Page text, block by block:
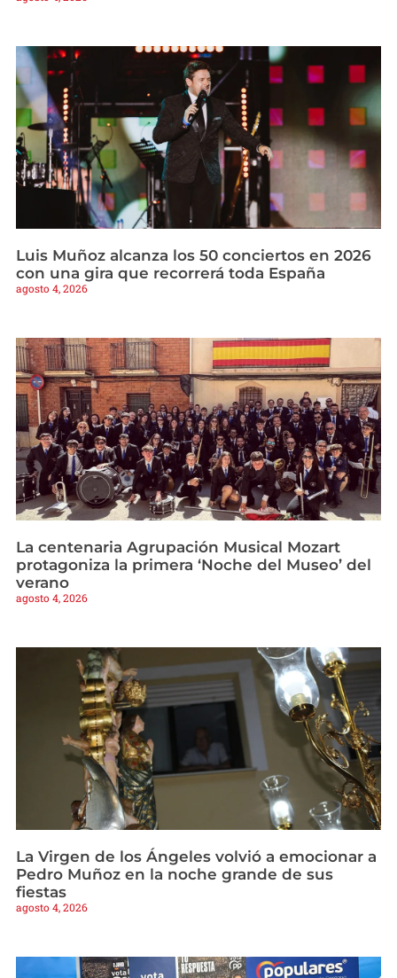
Luis Muñoz alcanza los 50 conciertos en 2026
con una gira que recorrerá toda España
agosto 4, 2026
La centenaria Agrupación Musical Mozart
protagoniza la primera ‘Noche del Museo’ del
verano
agosto 4, 2026
La Virgen de los Ángeles volvió a emocionar a
Pedro Muñoz en la noche grande de sus
fiestas
agosto 4, 2026